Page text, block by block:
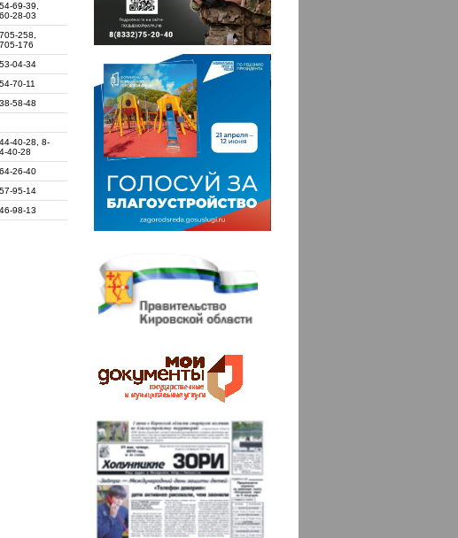
69-39,
28-03
258,
176
04-34
70-11
58-48
40-28, 8-
40-28
26-40
95-14
98-13